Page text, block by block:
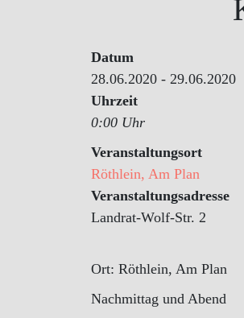
Datum
28.06.2020 - 29.06.2020
Uhrzeit
0:00 Uhr
Veranstaltungsort
Röthlein, Am Plan
Veranstaltungsadresse
Landrat-Wolf-Str. 2
Ort: Röthlein, Am Plan
Nachmittag und Abend